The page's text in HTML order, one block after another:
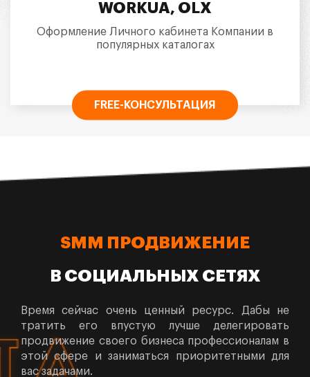
WORKUA, OLX
Оформление Личного кабинета Компании в
популярных каталогах
FREE-КОНСУЛЬТАЦИЯ
SMM ПРОДВИЖЕНИЕ
В СОЦИАЛЬНЫХ СЕТЯХ
Время сейчас очень ценный ресурс. Дабы не
тратить его впустую лучше делегировать
продвижение своего бизнеса профессионалам в
этой сфере и заниматься приоритетными для
вас задачами.